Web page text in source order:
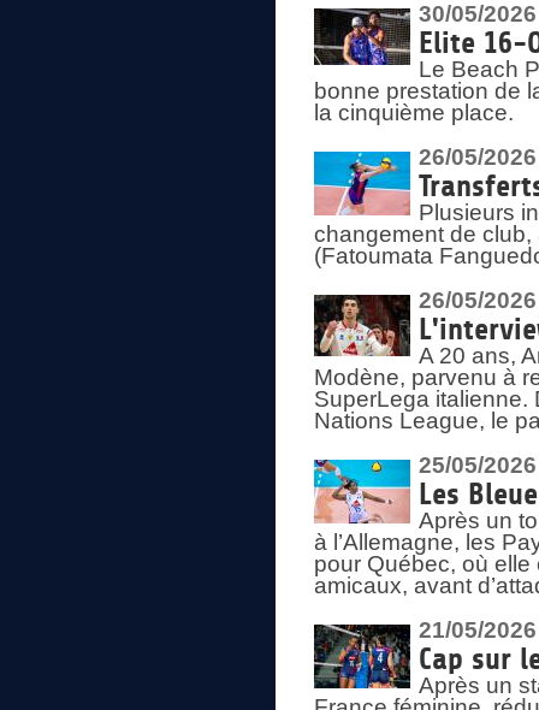
30/05/2026
Elite 16-
Le Beach
bonne prestation de
la cinquième place.
26/05/2026
Plusieurs
changement de
(Fatoumata
26/05/2026
A 20 ans,
Modène, parvenu à
SuperLega italienne.
Nations League, le
25/05/2026
Les
Après un
à l’Allemagne, les
pour Québec, où
amicaux, avant
21/05/2026
Cap sur
Après un